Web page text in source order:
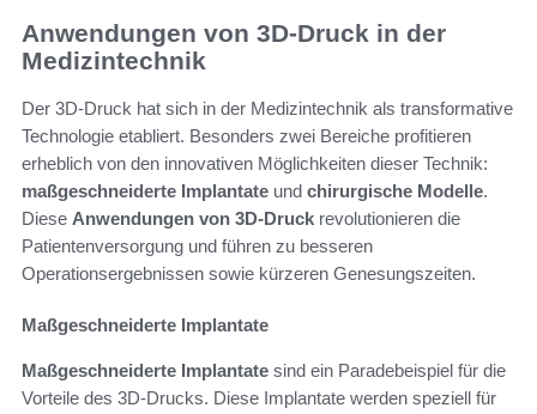
Anwendungen von 3D-Druck in der
Medizintechnik
Der 3D-Druck hat sich in der Medizintechnik als transformative
Technologie etabliert. Besonders zwei Bereiche profitieren
erheblich von den innovativen Möglichkeiten dieser Technik:
maßgeschneiderte Implantate und chirurgische Modelle.
Diese Anwendungen von 3D-Druck revolutionieren die
Patientenversorgung und führen zu besseren
Operationsergebnissen sowie kürzeren Genesungszeiten.
Maßgeschneiderte Implantate
Maßgeschneiderte Implantate sind ein Paradebeispiel für die
Vorteile des 3D-Drucks. Diese Implantate werden speziell für